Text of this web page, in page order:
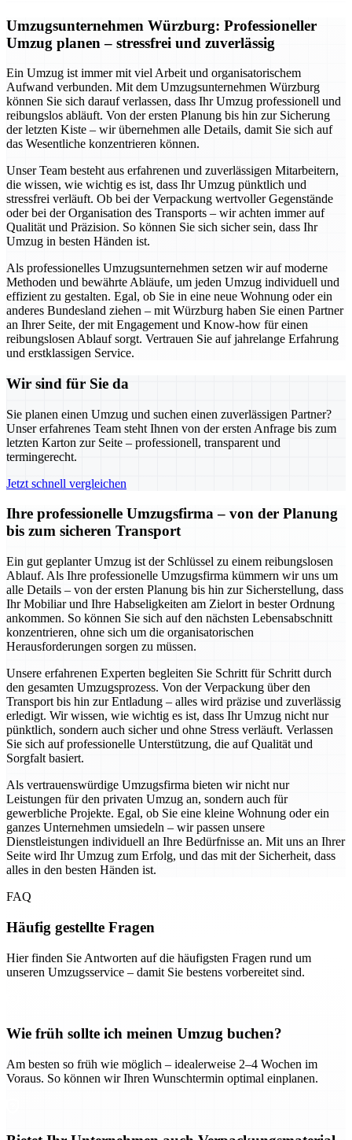
Umzugsunternehmen Würzburg: Professioneller
Umzug planen – stressfrei und zuverlässig
Ein Umzug ist immer mit viel Arbeit und organisatorischem
Aufwand verbunden. Mit dem Umzugsunternehmen Würzburg
können Sie sich darauf verlassen, dass Ihr Umzug professionell und
reibungslos abläuft. Von der ersten Planung bis hin zur Sicherung
der letzten Kiste – wir übernehmen alle Details, damit Sie sich auf
das Wesentliche konzentrieren können.
Unser Team besteht aus erfahrenen und zuverlässigen Mitarbeitern,
die wissen, wie wichtig es ist, dass Ihr Umzug pünktlich und
stressfrei verläuft. Ob bei der Verpackung wertvoller Gegenstände
oder bei der Organisation des Transports – wir achten immer auf
Qualität und Präzision. So können Sie sich sicher sein, dass Ihr
Umzug in besten Händen ist.
Als professionelles Umzugsunternehmen setzen wir auf moderne
Methoden und bewährte Abläufe, um jeden Umzug individuell und
effizient zu gestalten. Egal, ob Sie in eine neue Wohnung oder ein
anderes Bundesland ziehen – mit Würzburg haben Sie einen Partner
an Ihrer Seite, der mit Engagement und Know-how für einen
reibungslosen Ablauf sorgt. Vertrauen Sie auf jahrelange Erfahrung
und erstklassigen Service.
Wir sind für Sie da
Sie planen einen Umzug und suchen einen zuverlässigen Partner?
Unser erfahrenes Team steht Ihnen von der ersten Anfrage bis zum
letzten Karton zur Seite – professionell, transparent und
termingerecht.
Jetzt schnell vergleichen
Ihre professionelle Umzugsfirma – von der Planung
bis zum sicheren Transport
Ein gut geplanter Umzug ist der Schlüssel zu einem reibungslosen
Ablauf. Als Ihre professionelle Umzugsfirma kümmern wir uns um
alle Details – von der ersten Planung bis hin zur Sicherstellung, dass
Ihr Mobiliar und Ihre Habseligkeiten am Zielort in bester Ordnung
ankommen. So können Sie sich auf den nächsten Lebensabschnitt
konzentrieren, ohne sich um die organisatorischen
Herausforderungen sorgen zu müssen.
Unsere erfahrenen Experten begleiten Sie Schritt für Schritt durch
den gesamten Umzugsprozess. Von der Verpackung über den
Transport bis hin zur Entladung – alles wird präzise und zuverlässig
erledigt. Wir wissen, wie wichtig es ist, dass Ihr Umzug nicht nur
pünktlich, sondern auch sicher und ohne Stress verläuft. Verlassen
Sie sich auf professionelle Unterstützung, die auf Qualität und
Sorgfalt basiert.
Als vertrauenswürdige Umzugsfirma bieten wir nicht nur
Leistungen für den privaten Umzug an, sondern auch für
gewerbliche Projekte. Egal, ob Sie eine kleine Wohnung oder ein
ganzes Unternehmen umsiedeln – wir passen unsere
Dienstleistungen individuell an Ihre Bedürfnisse an. Mit uns an Ihrer
Seite wird Ihr Umzug zum Erfolg, und das mit der Sicherheit, dass
alles in den besten Händen ist.
FAQ
Häufig gestellte Fragen
Hier finden Sie Antworten auf die häufigsten Fragen rund um
unseren Umzugsservice – damit Sie bestens vorbereitet sind.
Wie früh sollte ich meinen Umzug buchen?
Am besten so früh wie möglich – idealerweise 2–4 Wochen im
Voraus. So können wir Ihren Wunschtermin optimal einplanen.